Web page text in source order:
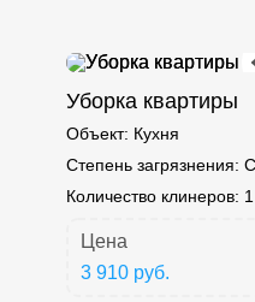
Уборка квартиры
Объект: Кухня
Степень загрязнения:
Количество клинеров:
Цена
3 910 руб.